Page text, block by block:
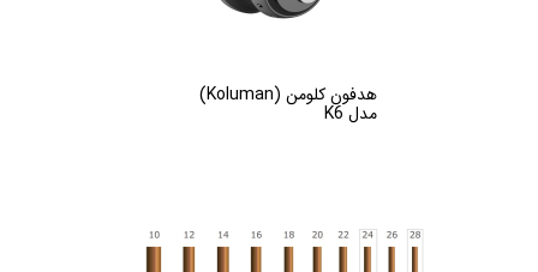
هدفون کلومن (Koluman)
مدل K6